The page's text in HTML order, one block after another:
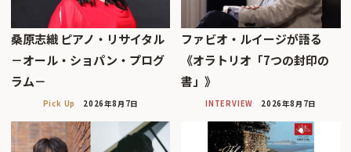
桑原志織 ピアノ・リサイタル
－オール・ショパン・プログ
ラム－
Pick Up 2026年8月7日
ファビオ・ルイージが語る
《オラトリオ「7つの封印の
書」》
INTERVIEW 2026年8月7日